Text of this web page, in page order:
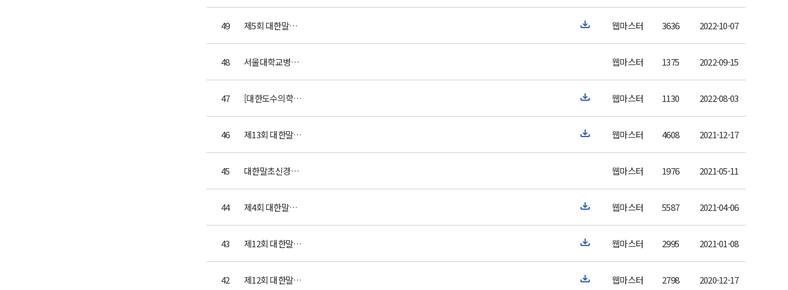
49 제5회 대한말초신경학회 해부 Dissection Course 웹마스터 3636 2022-10-07
48 서울대학교병원 신경외과에서는 함께 미래를 열어갈 능력 있는 임상강사를 초빙합니다 웹마스터 1375 2022-09-15
47 [대한도수의학회] 2022 추계 도수의학 학술대회 웹마스터 1130 2022-08-03
46 제13회 대한말초신경학회 정기학술대회 및 총회 웹마스터 4608 2021-12-17
45 대한말초신경학회 회원님들께 웹마스터 1976 2021-05-11
44 제4회 대한말초신경학회 해부 워크샵 및 영상강의 웹마스터 5587 2021-04-06
43 제12회 대한말초신경학회 정기학술대회 및 총회 행사 연기 및 변경사항을 안내드립니다. 웹마스터 2995 2021-01-08
42 제12회 대한말초신경학회 정기학술대회 및 총회 웹마스터 2798 2020-12-17